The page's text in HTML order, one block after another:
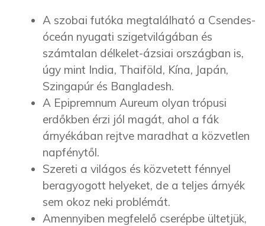
A szobai futóka megtalálható a Csendes-
óceán nyugati szigetvilágában és
számtalan délkelet-ázsiai országban is,
úgy mint India, Thaiföld, Kína, Japán,
Szingapúr és Bangladesh.
A Epipremnum Aureum olyan trópusi
erdőkben érzi jól magát, ahol a fák
árnyékában rejtve maradhat a közvetlen
napfénytől.
Szereti a világos és közvetett fénnyel
beragyogott helyeket, de a teljes árnyék
sem okoz neki problémát.
Amennyiben megfelelő cserépbe ültetjük,